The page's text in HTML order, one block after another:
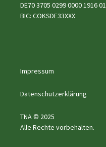
DE70 3705 0299 0000 1916 01
BIC: COKSDE33XXX
Impressum
Datenschutzerklärung
TNA © 2025
Alle Rechte vorbehalten.